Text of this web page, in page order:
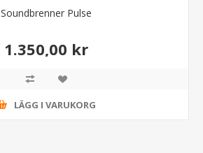
Soundbrenner Pulse
1.350,00 kr
LÄGG I VARUKORG